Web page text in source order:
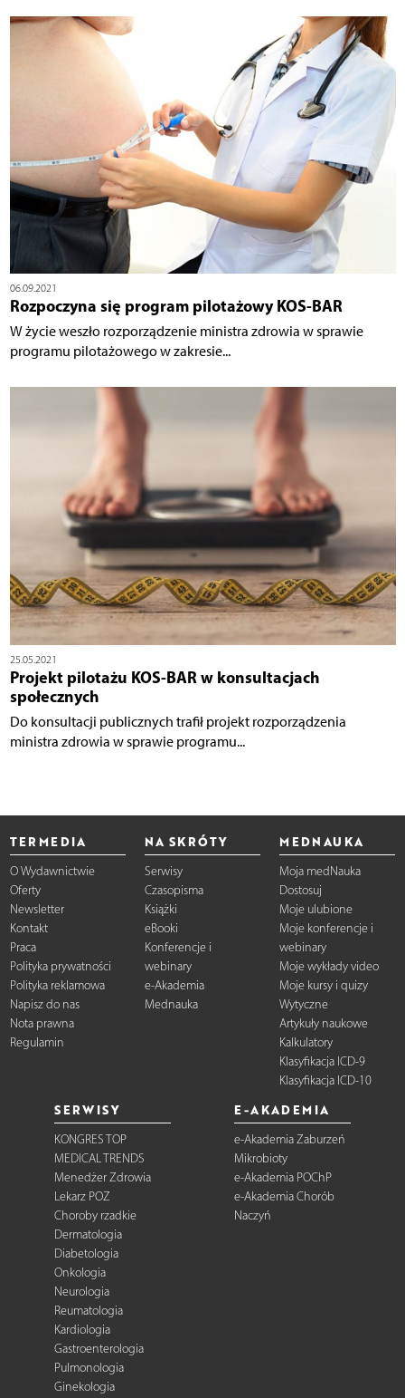
06.09.2021
Rozpoczyna się program pilotażowy KOS-BAR
W życie weszło rozporządzenie ministra zdrowia w sprawie
programu pilotażowego w zakresie...
25.05.2021
Projekt pilotażu KOS-BAR w konsultacjach
społecznych
Do konsultacji publicznych trafił projekt rozporządzenia
ministra zdrowia w sprawie programu...
TERMEDIA
O Wydawnictwie
Oferty
Newsletter
Kontakt
Praca
Polityka prywatności
Polityka reklamowa
Napisz do nas
Nota prawna
Regulamin
NA SKRÓTY
Serwisy
Czasopisma
Książki
eBooki
Konferencje i
webinary
e-Akademia
Mednauka
MEDNAUKA
Moja medNauka
Dostosuj
Moje ulubione
Moje konferencje i
webinary
Moje wykłady video
Moje kursy i quizy
Wytyczne
Artykuły naukowe
Kalkulatory
Klasyfikacja ICD-9
Klasyfikacja ICD-10
SERWISY
KONGRES TOP
MEDICAL TRENDS
Menedżer Zdrowia
Lekarz POZ
Choroby rzadkie
Dermatologia
Diabetologia
Onkologia
Neurologia
Reumatologia
Kardiologia
Gastroenterologia
Pulmonologia
Ginekologia
E-AKADEMIA
e-Akademia Zaburzeń
Mikrobioty
e-Akademia POChP
e-Akademia Chorób
Naczyń